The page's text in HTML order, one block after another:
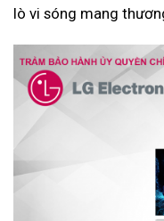
lò vi sóng mang